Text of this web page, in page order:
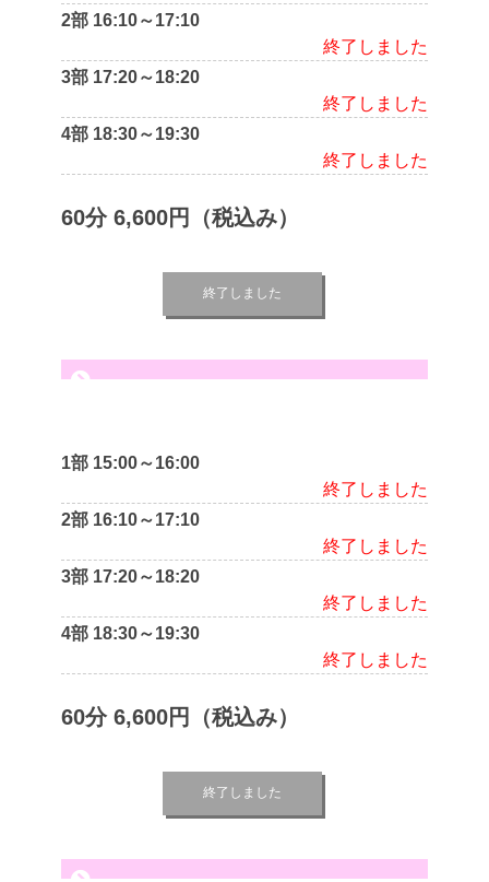
2部 16:10～17:10
終了しました
3部 17:20～18:20
終了しました
4部 18:30～19:30
終了しました
60分 6,600円（税込み）
終了しました
1部 15:00～16:00
終了しました
2部 16:10～17:10
終了しました
3部 17:20～18:20
終了しました
4部 18:30～19:30
終了しました
60分 6,600円（税込み）
終了しました